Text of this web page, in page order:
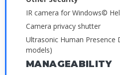
IR camera for Windows©
Camera privacy shutter
Ultrasonic Human Presence
models)
MANAGEABILITY